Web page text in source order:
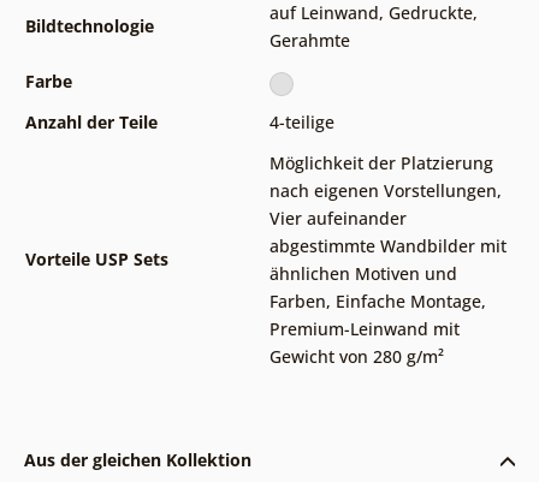
Bildtechnologie
auf Leinwand, Gedruckte,
Gerahmte
Farbe
Anzahl der Teile
4-teilige
Vorteile USP Sets
Möglichkeit der Platzierung
nach eigenen Vorstellungen,
Vier aufeinander
abgestimmte Wandbilder mit
ähnlichen Motiven und
Farben, Einfache Montage,
Premium-Leinwand mit
Gewicht von 280 g/m²
Aus der gleichen Kollektion